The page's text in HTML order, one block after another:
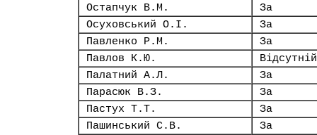
Остапчук В.М.
За
Осуховський О.І.
За
Павленко Р.М.
За
Павлов К.Ю.
Відсутній
Палатний А.Л.
За
Парасюк В.З.
За
Пастух Т.Т.
За
Пашинський С.В.
За